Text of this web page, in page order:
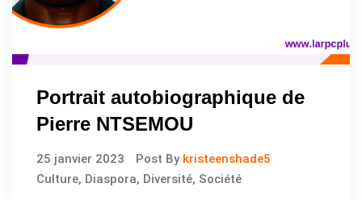
Portrait autobiographique de
Pierre NTSEMOU
25 janvier 2023 Post By kristeenshade5
Culture, Diaspora, Diversité, Société